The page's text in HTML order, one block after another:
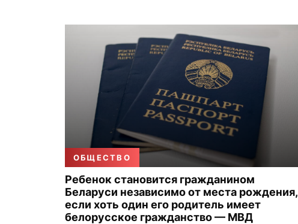
ОБЩЕСТВО
Ребенок становится гражданином
Беларуси независимо от места рождения,
если хоть один его родитель имеет
белорусское гражданство — МВД